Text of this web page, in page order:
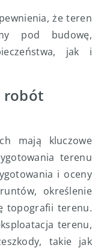
że teren
pod budowę,
jak i
robót
mają kluczowe
terenu
i oceny
określenie
topografii terenu.
terenu,
takie jak